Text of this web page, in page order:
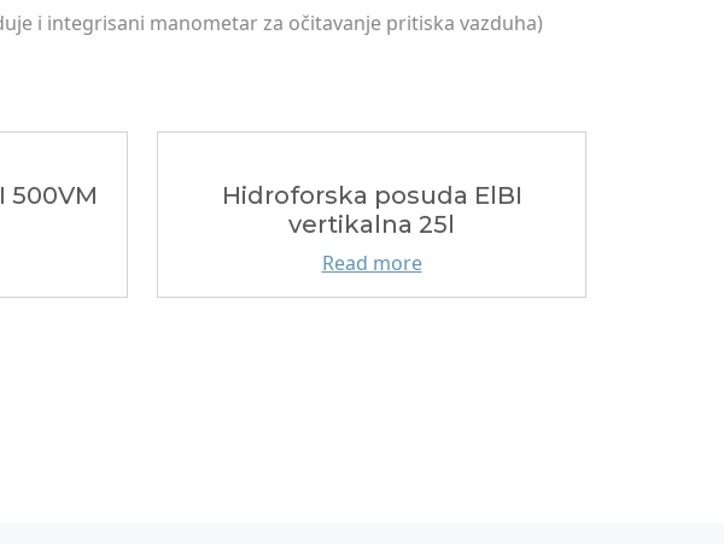
i integrisani manometar za očitavanje pritiska vazduha)
500VM
Hidroforska posuda ElBI
vertikalna 25l
Read more